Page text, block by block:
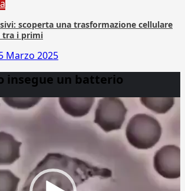
scoperta una trasformazione cellulare
tra i primi
Marzo 2025
insegue un batterio